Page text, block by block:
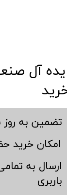
​تضمین به
​امکان خرید
​ارسال به
باربری
آل